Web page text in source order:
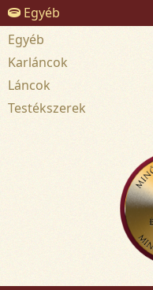
Egyéb
Egyéb
Karláncok
Láncok
Testékszerek